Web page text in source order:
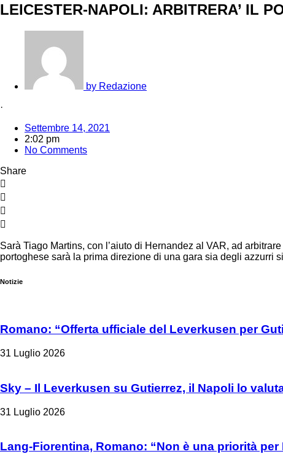
LEICESTER-NAPOLI: ARBITRERA’ IL
by Redazione
·
Settembre 14, 2021
2:02 pm
No Comments
Share
Sarà Tiago Martins, con l’aiuto di Hernandez al VAR, ad
portoghese sarà la prima direzione di una gara sia degli azzurri
Notizie
Romano: “Offerta ufficiale del Leverkusen per
31 Luglio 2026
Sky – Il Leverkusen su Gutierrez, il Napoli lo
31 Luglio 2026
Lang-Fiorentina, Romano: “Non è una priorità per